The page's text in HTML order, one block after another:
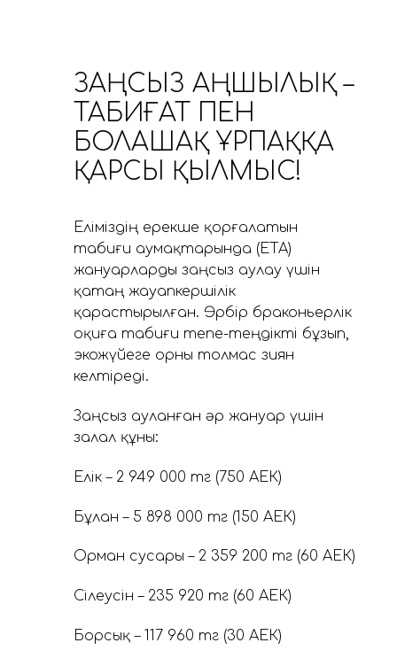
ЗАҢСЫЗ АҢШЫЛЫҚ –
ТАБИҒАТ ПЕН
БОЛАШАҚ ҰРПАҚҚА
ҚАРСЫ ҚЫЛМЫС!
Еліміздің ерекше қорғалатын
табиғи аумақтарында (ЕҚТА)
жануарларды заңсыз аулау үшін
қатаң жауапкершілік
қарастырылған. Әрбір браконьерлік
оқиға табиғи тепе-теңдікті бұзып,
экожүйеге орны толмас зиян
келтіреді.
Заңсыз ауланған әр жануар үшін
залал құны:
Елік – 2 949 000 тг (750 АЕК)
Бұлан – 5 898 000 тг (150 АЕК)
Орман сусары – 2 359 200 тг (60 АЕК)
Сілеусін – 235 920 тг (60 АЕК)
Борсық – 117 960 тг (30 АЕК)